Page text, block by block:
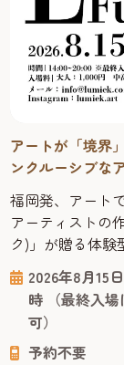
「そうめん
イス博多】
今年も登場
持つ手延べ
ゆで堪能！
ている「そ
のロケーシ
うめんと、
場は、開放
キャノピー」
2026年7
木曜日：
予約不要